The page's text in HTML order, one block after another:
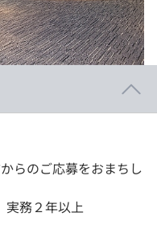
らのご応募をおまちし
務２年以上